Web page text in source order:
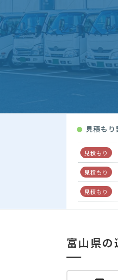
● 見積もり
富山県の